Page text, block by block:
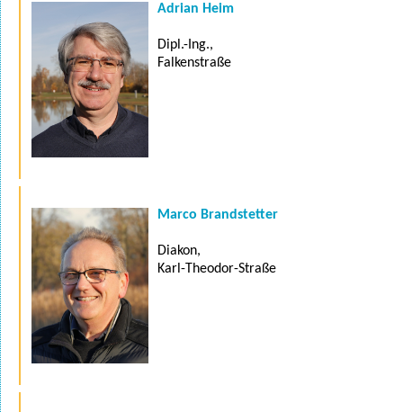
Adrian Heim
Dipl.-Ing.,
Falkenstraße
Marco Brandstetter
Diakon,
Karl-Theodor-Straße